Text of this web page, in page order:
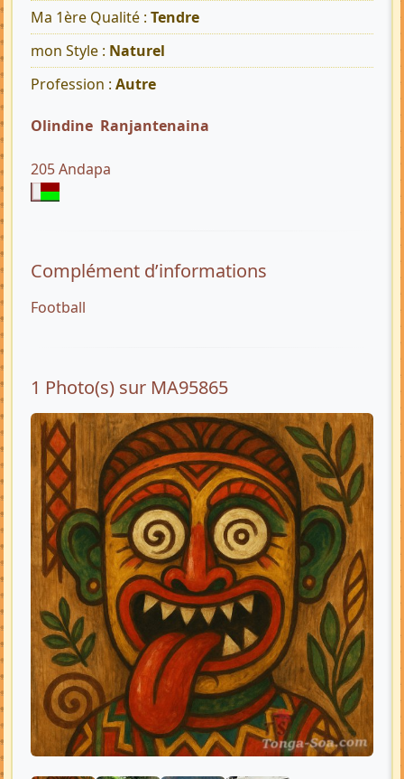
Ma 1ère Qualité : Tendre
mon Style : Naturel
Profession : Autre
Olindine Ranjantenaina
205 Andapa
Complément d’informations
Football
1 Photo(s) sur MA95865